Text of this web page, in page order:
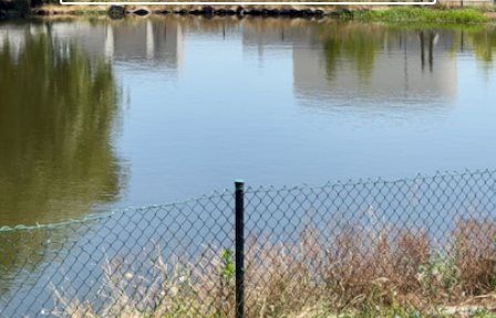
Mapa Interativo Campus